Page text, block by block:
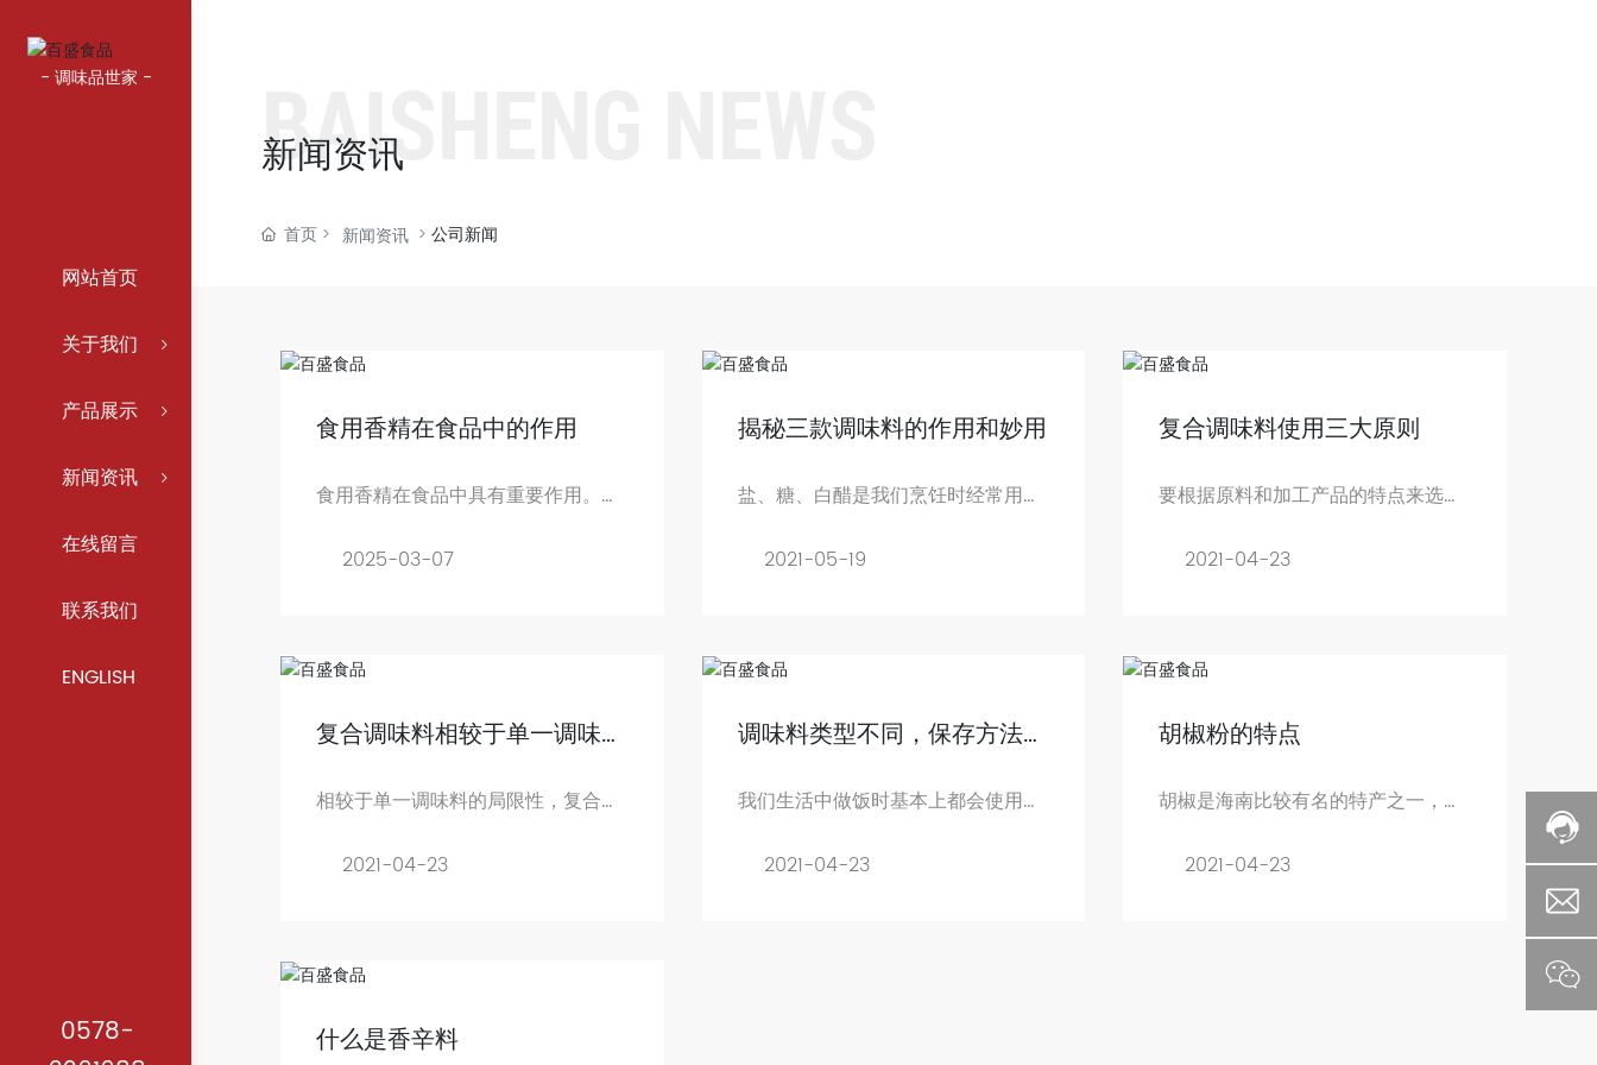
- 调味品世家 -
网站首页
关于我们
产品展示
新闻资讯
在线留言
联系我们
ENGLISH
0578-
BAISHENG NEWS
新闻资讯
首页 新闻资讯 公司新闻
食用香精在食品中的作用
食用香精在食品中具有重要作用。它
2025-03-07
揭秘三款调味料的作用和妙用
盐、糖、白醋是我们烹饪时经常用到
2021-05-19
复合调味料使用三大原则
要根据原料和加工产品的特点来选择
2021-04-23
复合调味料相较于单一调味料
相较于单一调味料的局限性，复合调
2021-04-23
调味料类型不同，保存方法也
我们生活中做饭时基本上都会使用到
立刻用完
2021-04-23
胡椒粉的特点
胡椒是海南比较有名的特产之一，它
贵的药材
2021-04-23
什么是香辛料